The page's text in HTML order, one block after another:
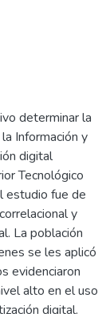
determinar la
Información y
digital
Tecnológico
estudio fue de
y
La población
se les aplicó
evidenciaron
alto en el uso
digital.